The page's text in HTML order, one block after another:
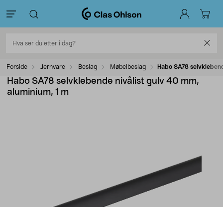
Forside Jernvare Beslag Møbelbeslag Habo SA78
Habo SA78 selvklebende nivålist gulv 40 mm,
aluminium, 1 m